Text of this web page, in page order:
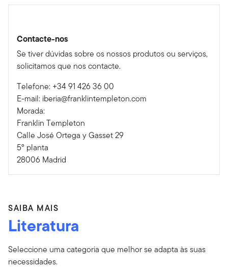
Contacte-nos
Se tiver dúvidas sobre os nossos produtos ou serviços,
solicitamos que nos contacte.
Telefone: +34 91 426 36 00
E-mail: iberia@franklintempleton.com
Morada:
Franklin Templeton
Calle José Ortega y Gasset 29
5º planta
28006 Madrid
SAIBA MAIS
Literatura
Seleccione uma categoria que melhor se adapta às suas
necessidades.